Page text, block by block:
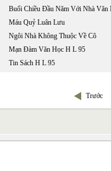
Máu Quỷ Luân Lưu
Ngôi Nhà Không Thuộc Về Cô
Mạn Đàm Văn Học H L 95
Tin Sách H L 95
Trước